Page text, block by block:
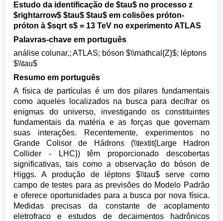
Estudo da identificação de $tau$ no processo z
$rightarrow$ $tau$ $tau$ em colisões próton-
próton à $sqrt s$ = 13 TeV no experimento ATLAS
Palavras-chave em português
análise colunar.; ATLAS; bóson $\\mathcal{Z}$; léptons
$\\tau$
Resumo em português
A física de partículas é um dos pilares fundamentais
como aqueles localizados na busca para decifrar os
enigmas do universo, investigando os constituintes
fundamentais da matéria e as forças que governam
suas interações. Recentemente, experimentos no
Grande Colisor de Hádrons (\\textit{Large Hadron
Collider - LHC}) têm proporcionado descobertas
significativas, tais como a observação do bóson de
Higgs. A produção de léptons $\\tau$ serve como
campo de testes para as previsões do Modelo Padrão
e oferece oportunidades para a busca por nova física.
Medidas precisas da constante de acoplamento
eletrofraco e estudos de decaimentos hadrônicos